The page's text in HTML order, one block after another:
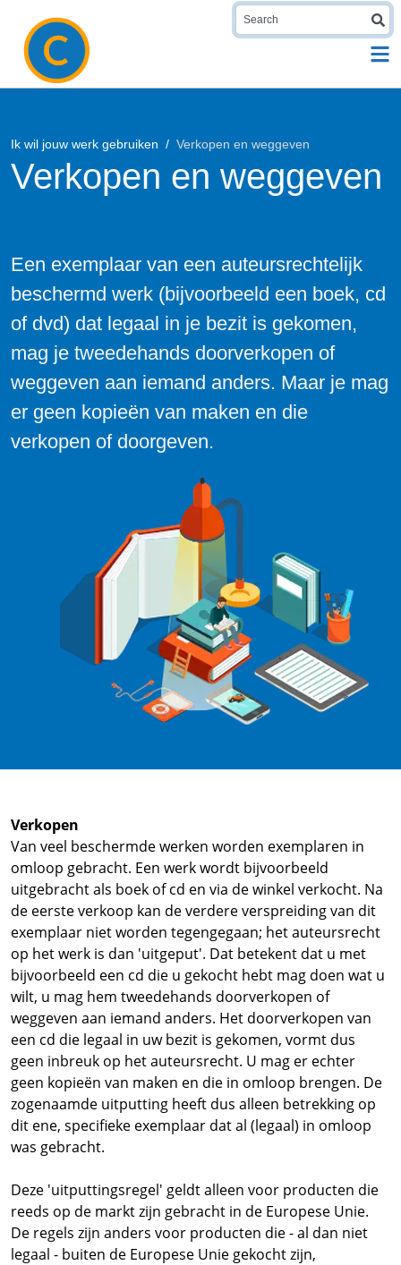
Ik wil jouw werk gebruiken Verkopen en weggeven
Verkopen en weggeven
Een exemplaar van een auteursrechtelijk
beschermd werk (bijvoorbeeld een boek, cd
of dvd) dat legaal in je bezit is gekomen,
mag je tweedehands doorverkopen of
weggeven aan iemand anders. Maar je mag
er geen kopieën van maken en die
verkopen of doorgeven.
Verkopen
Van veel beschermde werken worden exemplaren in
omloop gebracht. Een werk wordt bijvoorbeeld
uitgebracht als boek of cd en via de winkel verkocht. Na
de eerste verkoop kan de verdere verspreiding van dit
exemplaar niet worden tegengegaan; het auteursrecht
op het werk is dan 'uitgeput'. Dat betekent dat u met
bijvoorbeeld een cd die u gekocht hebt mag doen wat u
wilt, u mag hem tweedehands doorverkopen of
weggeven aan iemand anders. Het doorverkopen van
een cd die legaal in uw bezit is gekomen, vormt dus
geen inbreuk op het auteursrecht. U mag er echter
geen kopieën van maken en die in omloop brengen. De
zogenaamde uitputting heeft dus alleen betrekking op
dit ene, specifieke exemplaar dat al (legaal) in omloop
was gebracht.
Deze 'uitputtingsregel' geldt alleen voor producten die
reeds op de markt zijn gebracht in de Europese Unie.
De regels zijn anders voor producten die - al dan niet
legaal - buiten de Europese Unie gekocht zijn,